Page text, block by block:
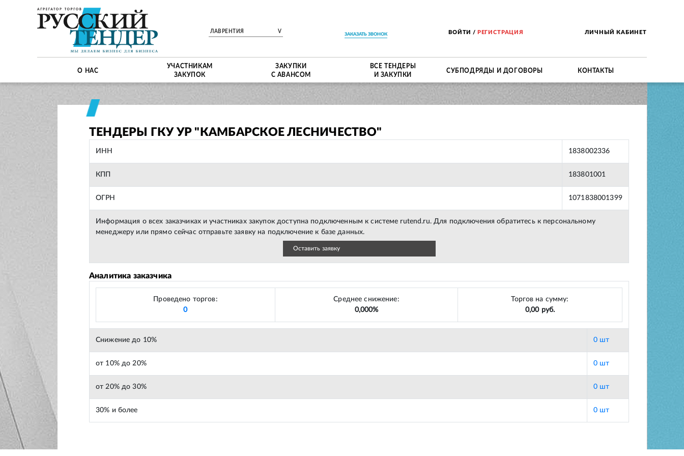
ЛАВРЕНТИЯ V ЗАКАЗАТЬ ЗВОНОК ВОЙТИ / РЕГИСТРАЦИЯ ЛИЧНЫЙ КАБИНЕТ
О НАС
УЧАСТНИКАМ
ЗАКУПОК
ЗАКУПКИ
С АВАНСОМ
ВСЕ ТЕНДЕРЫ
И ЗАКУПКИ
СУБПОДРЯДЫ И ДОГОВОРЫ КОНТАКТЫ
ТЕНДЕРЫ ГКУ УР "КАМБАРСКОЕ ЛЕСНИЧЕСТВО"
ИНН 1838002336
КПП 183801001
ОГРН 1071838001399
Информация о всех заказчиках и участниках закупок доступна подключенным к системе rutend.ru. Для подключения обратитесь к персональному
менеджеру или прямо сейчас отправьте заявку на подключение к базе данных.
Оставить заявку
Аналитика заказчика
Проведено торгов:
0
Среднее снижение:
0,000%
Торгов на сумму:
0,00 руб.
Снижение до 10% 0 шт
от 10% до 20% 0 шт
от 20% до 30% 0 шт
30% и более 0 шт